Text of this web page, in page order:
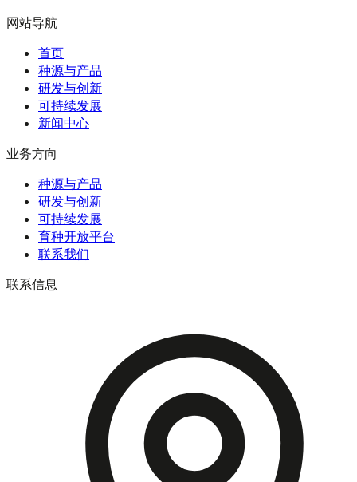
网站导航
首页
种源与产品
研发与创新
可持续发展
新闻中心
业务方向
种源与产品
研发与创新
可持续发展
育种开放平台
联系我们
联系信息